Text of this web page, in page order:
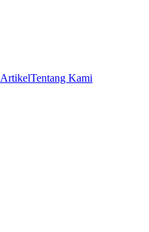
ArtikelTentang Kami